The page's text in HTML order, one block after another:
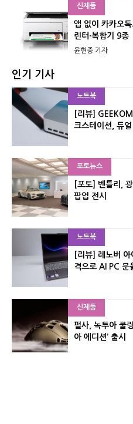
신제품
앱 없이 카카오
린터·복합기 9종
윤현종 기자
인기 기사
노트북
[리뷰]
크스테이션, 듀
포토뉴스
[포토] 벤틀리,
팝업 전시
노트북
[리뷰] 레노버
격으로 AI PC 문
신제품
펄사, 녹투아 쿨
아 에디션’ 출시